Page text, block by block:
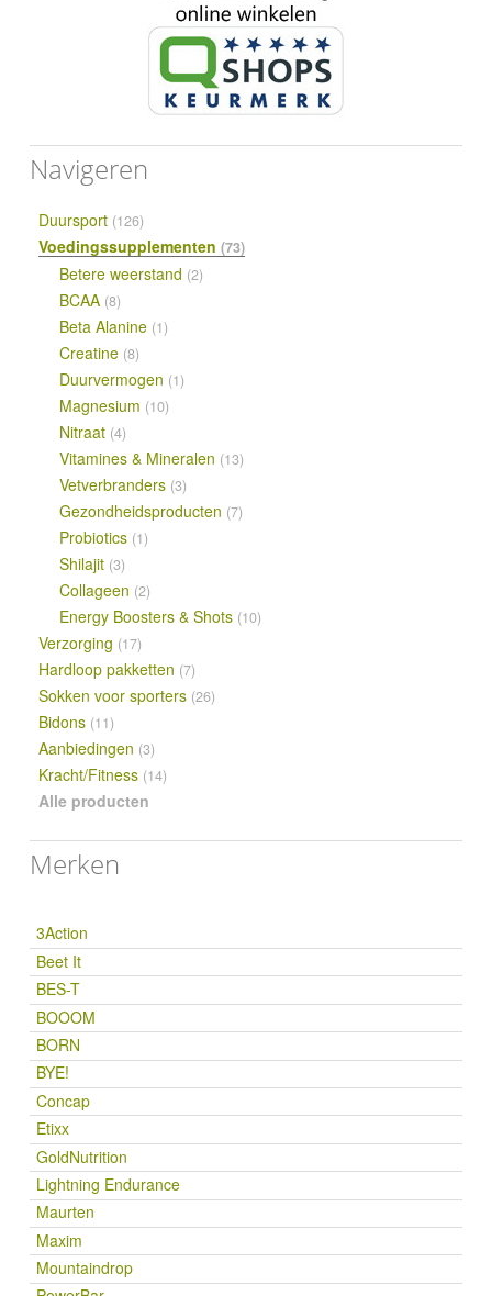
Navigeren
Duursport (126)
Voedingssupplementen(73)
Betere weerstand (2)
BCAA (8)
Beta Alanine (1)
Creatine (8)
Duurvermogen (1)
Magnesium (10)
Nitraat (4)
Vitamines & Mineralen (13)
Vetverbranders (3)
Gezondheidsproducten (7)
Probiotics (1)
Shilajit (3)
Collageen (2)
Energy Boosters & Shots (10)
Verzorging (17)
Hardloop pakketten (7)
Sokken voor sporters (26)
Bidons (11)
Aanbiedingen (3)
Kracht/Fitness (14)
Alle producten
Merken
3Action
Beet It
BES-T
BOOOM
BORN
BYE!
Concap
Etixx
GoldNutrition
Lightning Endurance
Maurten
Maxim
Mountaindrop